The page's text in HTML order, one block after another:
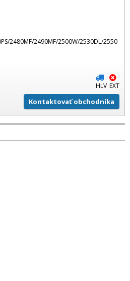
2480MF/2490MF/2500W/2530DL/2550
HLV EXT
Kontaktovať obchodníka